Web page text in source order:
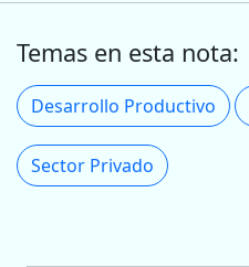
Temas en esta nota:
Desarrollo Productivo
Sector Privado